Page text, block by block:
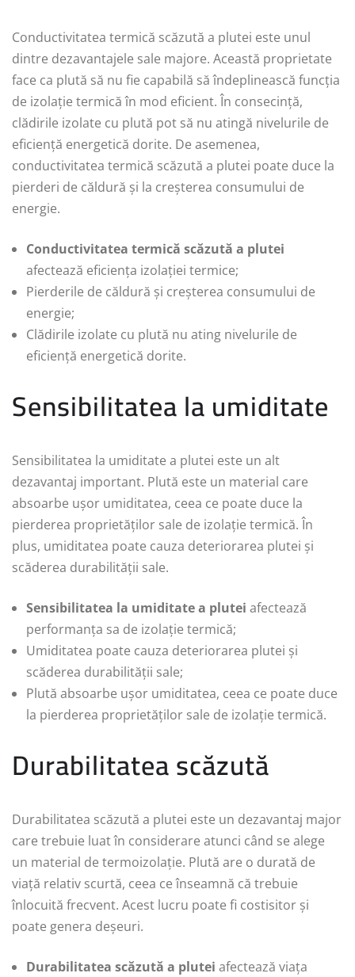
Conductivitatea termică scăzută a plutei este unul
dintre dezavantajele sale majore. Această proprietate
face ca plută să nu fie capabilă să îndeplinească funcția
de izolație termică în mod eficient. În consecință,
clădirile izolate cu plută pot să nu atingă nivelurile de
eficiență energetică dorite. De asemenea,
conductivitatea termică scăzută a plutei poate duce la
pierderi de căldură și la creșterea consumului de
energie.
Conductivitatea termică scăzută a plutei
afectează eficiența izolației termice;
Pierderile de căldură și creșterea consumului de
energie;
Clădirile izolate cu plută nu ating nivelurile de
eficiență energetică dorite.
Sensibilitatea la umiditate
Sensibilitatea la umiditate a plutei este un alt
dezavantaj important. Plută este un material care
absoarbe ușor umiditatea, ceea ce poate duce la
pierderea proprietăților sale de izolație termică. În
plus, umiditatea poate cauza deteriorarea plutei și
scăderea durabilității sale.
Sensibilitatea la umiditate a plutei afectează
performanța sa de izolație termică;
Umiditatea poate cauza deteriorarea plutei și
scăderea durabilității sale;
Plută absoarbe ușor umiditatea, ceea ce poate duce
la pierderea proprietăților sale de izolație termică.
Durabilitatea scăzută
Durabilitatea scăzută a plutei este un dezavantaj major
care trebuie luat în considerare atunci când se alege
un material de termoizolație. Plută are o durată de
viață relativ scurtă, ceea ce înseamnă că trebuie
înlocuită frecvent. Acest lucru poate fi costisitor și
poate genera deșeuri.
Durabilitatea scăzută a plutei afectează viața